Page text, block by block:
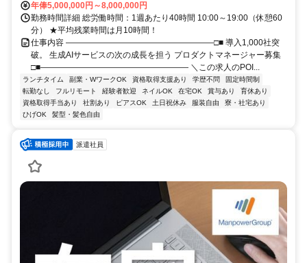
年俸5,000,000円～8,000,000円
勤務時間詳細 総労働時間：1週あたり40時間 10:00～19:00（休憩60
分） ★平均残業時間は月10時間！
仕事内容 ――――――――――――――――――□■ 導入1,000社突
破。 生成AIサービスの次の成長を担う プロダクトマネージャー募集
□■―――――――――――――――――― ＼この求人のPOI...
ランチタイム 副業・WワークOK 資格取得支援あり 学歴不問
固定時間制
転勤なし
フルリモート 経験者歓迎 ネイルOK 在宅OK 賞与あり
育休あり
資格取得手当あり
社割あり ピアスOK 土日祝休み 服装自由
寮・社宅あり
ひげOK
髪型・髪色自由
派遣社員